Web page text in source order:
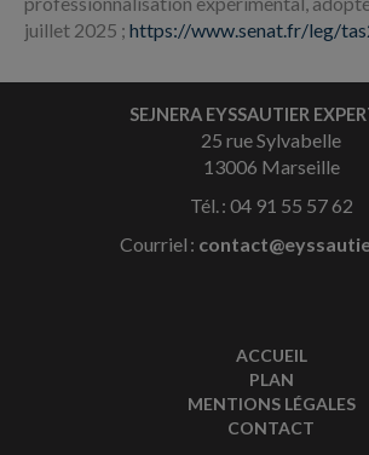
juillet 2025 ; https://www.senat.fr/leg/
SEJNERA EYSSAUTIER
25 rue Sylvabelle
13006 Marseille
Tél. : 04 91 55 57 62
Courriel :
ACCUEIL
PLAN
MENTIONS LÉGALES
CONTACT